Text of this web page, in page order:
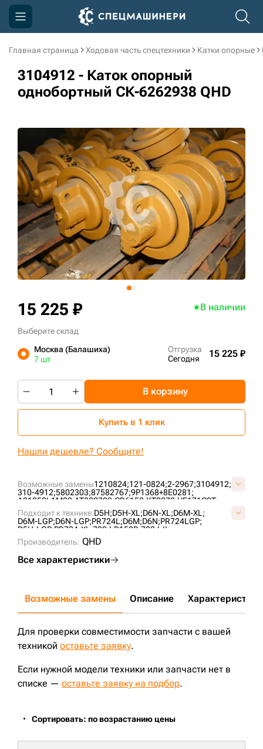
Главная страница Ходовая часть спецтехники Катки опорные
3104912 - Каток опорный
однобортный СК-6262938 QHD
Возможные замены1210824;121-0824;2-2967;3104912;
310-4912;5802303;87582767;9P1368+8E0281;
A01050L1M00;AT322789;CR6152;KT0072;UF171C0T;
UF171C2T;
VCR6152V;
Подходит к технике:D5H;D5H-XL;D6N-XL;D6M-XL;
D6M-LGP;D6N-LGP;PR724L;D6M;D6N;PR724LGP;
D5H-LGP;PR724-XL;700J;D150B;700J-II;
Производитель: QHD
Все характеристики
15 225 ₽ В наличии
Выберите склад
Москва (Балашиха)
7 шт
Отгрузка
Сегодня
15 225 ₽
В корзину
Купить в 1 клик
Нашли дешевле? Сообщите!
Возможные замены Описание Характеристики
Для проверки совместимости запчасти с вашей
техникой оставьте заявку.
Если нужной модели техники или запчасти нет в
списке — оставьте заявку на подбор.
Сортировать: по возрастанию цены
Компания
Акции
Информация
Контакты
3D тур по производству
3D тур по складам
sksale@skdst.ru
+7 (499) 394-50-93